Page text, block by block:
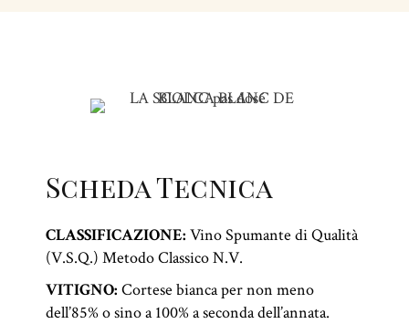
Scheda Tecnica
CLASSIFICAZIONE: Vino Spumante di Qualità
(V.S.Q.) Metodo Classico N.V.
VITIGNO: Cortese bianca per non meno
dell’85% o sino a 100% a seconda dell’annata.